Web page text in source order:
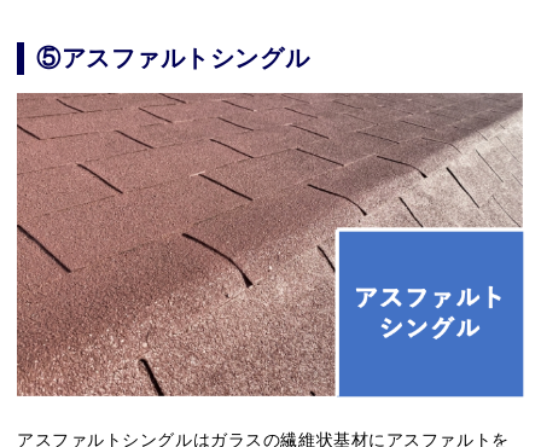
⑤アスファルトシングル
アスファルトシングルはガラスの繊維状基材にアスファルトを